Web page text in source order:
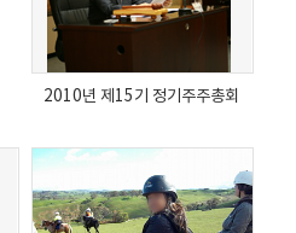
2010년 제15기 정기주주총회